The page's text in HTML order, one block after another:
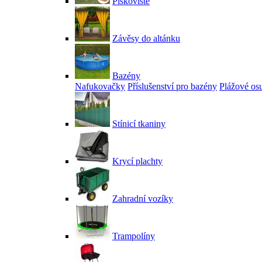
Závěsy do altánku
Bazény
Nafukovačky Příslušenství pro bazény Plážové
Stínicí tkaniny
Krycí plachty
Zahradní vozíky
Trampolíny